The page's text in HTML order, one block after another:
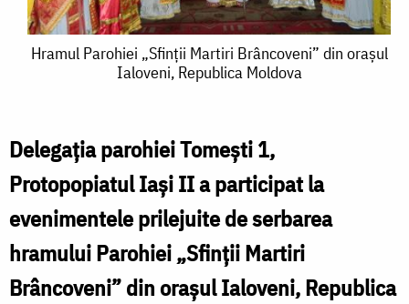
Hramul
Martiri
Brâncoveni”
din
orașul
Ialoveni,
Hramul Parohiei „Sfinții Martiri Brâncoveni” din orașul
Ialoveni, Republica Moldova
Delegația parohiei Tomești 1,
Protopopiatul Iași II a participat la
evenimentele prilejuite de serbarea
hramului Parohiei „Sfinții Martiri
Brâncoveni” din orașul Ialoveni, Republica